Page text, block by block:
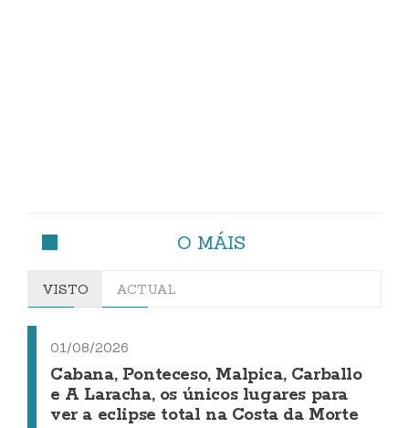
O MÁIS
VISTO ACTUAL
01/08/2026
Cabana, Ponteceso, Malpica, Carballo
e A Laracha, os únicos lugares para
ver a eclipse total na Costa da Morte